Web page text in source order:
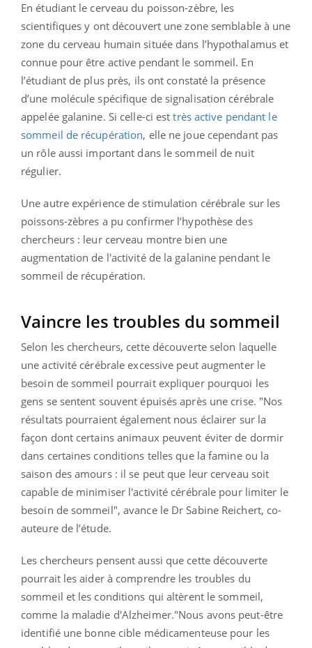
En étudiant le cerveau du poisson-zèbre, les
scientifiques y ont découvert une zone semblable à une
zone du cerveau humain située dans l’hypothalamus et
connue pour être active pendant le sommeil. En
l’étudiant de plus près, ils ont constaté la présence
d’une molécule spécifique de signalisation cérébrale
appelée galanine. Si celle-ci esttrès active pendant le
sommeil de récupération, elle ne joue cependant pas
un rôle aussi important dans le sommeil de nuit
régulier.
Une autre expérience de stimulation cérébrale sur les
poissons-zèbres a pu confirmer l’hypothèse des
chercheurs : leur cerveau montre bien une
augmentation de l'activité de la galanine pendant le
sommeil de récupération.
Vaincre les troubles du sommeil
Selon les chercheurs, cette découverte selon laquelle
une activité cérébrale excessive peut augmenter le
besoin de sommeil pourrait expliquer pourquoi les
gens se sentent souvent épuisés après une crise. "Nos
résultats pourraient également nous éclairer sur la
façon dont certains animaux peuvent éviter de dormir
dans certaines conditions telles que la famine ou la
saison des amours : il se peut que leur cerveau soit
capable de minimiser l'activité cérébrale pour limiter le
besoin de sommeil", avance le Dr Sabine Reichert, co-
auteure de l’étude.
Les chercheurs pensent aussi que cette découverte
pourrait les aider à comprendre les troubles du
sommeil et les conditions qui altèrent le sommeil,
comme la maladie d'Alzheimer."Nous avons peut-être
identifié une bonne cible médicamenteuse pour les